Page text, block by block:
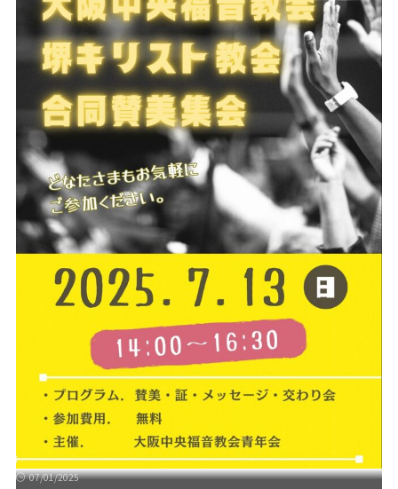
07/01/2025